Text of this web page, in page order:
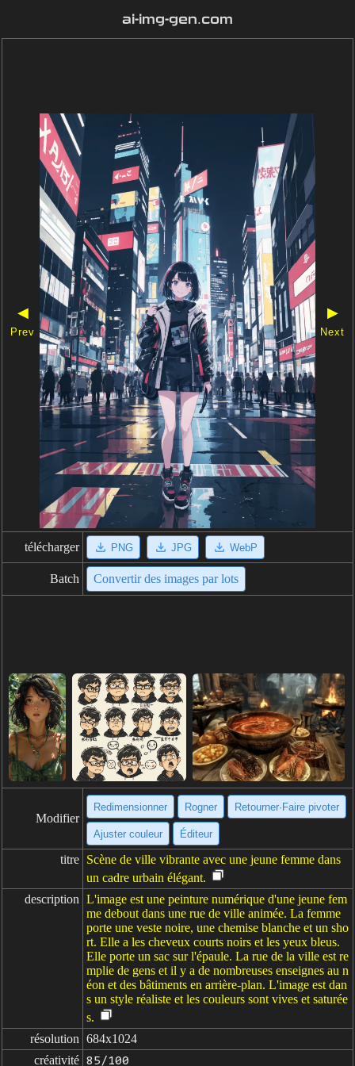
ai-img-gen.com
◀
Prev
▶
Next
télécharger PNG JPG WebP
Batch Convertir des images par lots
Modifier
Redimensionner Rogner Retourner·Faire pivoter
Ajuster couleur Éditeur
titre Scène de ville vibrante avec une jeune femme dans
un cadre urbain élégant.
description L'image est une peinture numérique d'une jeune fem
me debout dans une rue de ville animée. La femme
porte une veste noire, une chemise blanche et un sho
rt. Elle a les cheveux courts noirs et les yeux bleus.
Elle porte un sac sur l'épaule. La rue de la ville est re
mplie de gens et il y a de nombreuses enseignes au n
éon et des bâtiments en arrière-plan. L'image est dan
s un style réaliste et les couleurs sont vives et saturée
s.
résolution 684x1024
créativité 85/100